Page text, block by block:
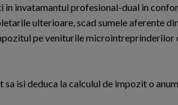
invatamantul profesional-dual in
ulterioare, scad sumele aferente
pe veniturile
isi deduca la calculul de impozit o